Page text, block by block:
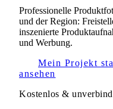
Professionelle
und der Region:
inszenierte
und Werbung.
Mein Projekt
ansehen
Kostenlos &